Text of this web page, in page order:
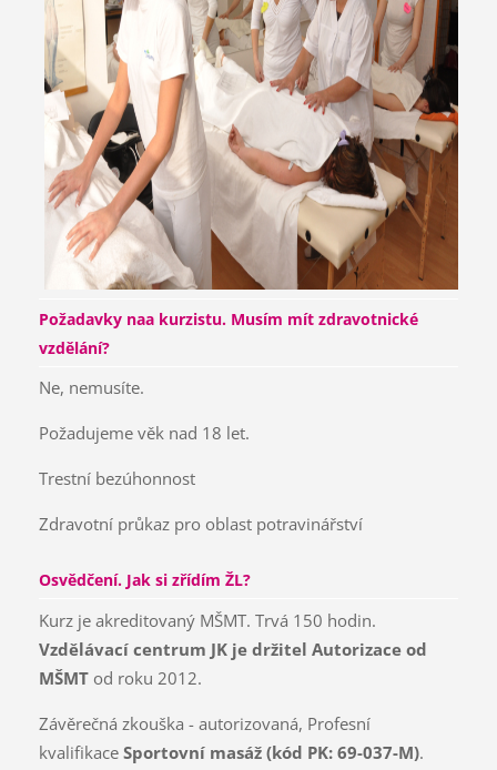
Požadavky naa kurzistu. Musím mít zdravotnické
vzdělání?
Ne, nemusíte.
Požadujeme věk nad 18 let.
Trestní bezúhonnost
Zdravotní průkaz pro oblast potravinářství
Osvědčení. Jak si zřídím ŽL?
Kurz je akreditovaný MŠMT. Trvá 150 hodin.
Vzdělávací centrum JK je držitel Autorizace od
MŠMTod roku 2012.
Závěrečná zkouška - autorizovaná, Profesní
kvalifikace Sportovní masáž (kód PK: 69-037-M).